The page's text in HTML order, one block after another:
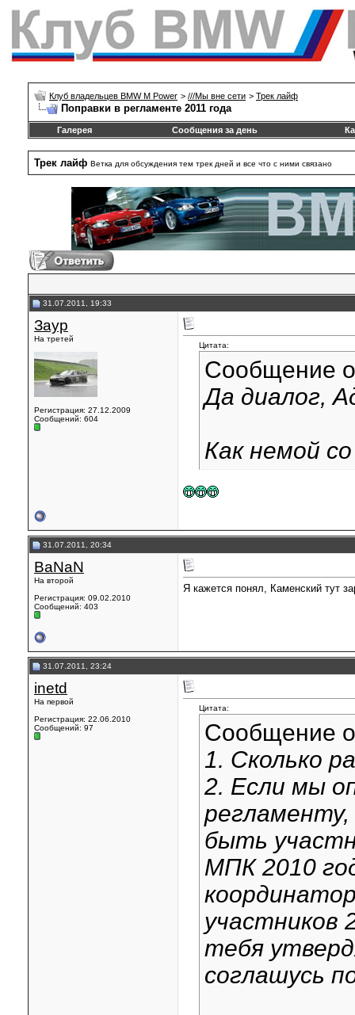
Клуб владельцев BMW M Power > ///Mы вне сети > Трек лайф
Поправки в регламенте 2011 года
Галерея Сообщения за день
Трек лайф Ветка для обсуждения тем трек дней и все что с ними связано
31.07.2011, 19:33
Заур
На третей
Регистрация: 27.12.2009
Сообщений: 604
Цитата:
Сообщение
Да диалог,
Как немой
31.07.2011, 20:34
BaNaN
На второй
Регистрация: 09.02.2010
Сообщений: 403
Я кажется понял, Каменский тут
31.07.2011, 23:24
inetd
На первой
Регистрация: 22.06.2010
Сообщений: 97
Цитата:
Сообщение
1. Сколько
2. Если мы
быть
МПК 2010
участников
тебя
соглашусь